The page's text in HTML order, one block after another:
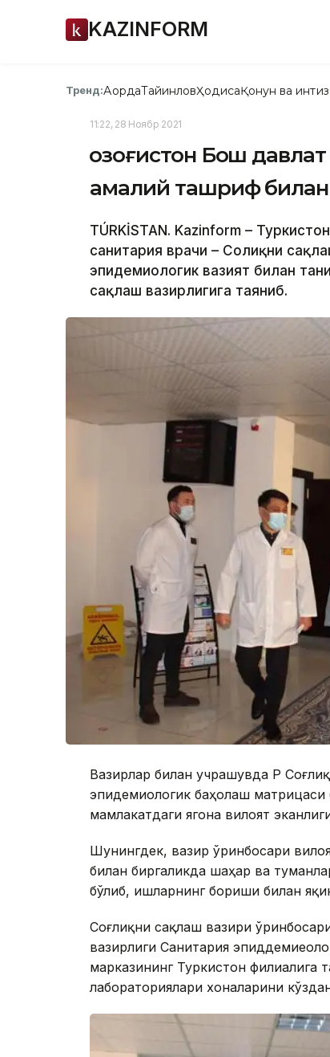
KAZINFORM
Тренд:АқордаТайинловҲодисаҚонун ва
11:22, 28 Ноябр 2021
Қозоғистон Бош
амалий ташриф
TÚRKİSTAN. Kazinform –
санитария врачи – Соғлиқни
эпидемиологик вазият билан
сақлаш вазирлигига таяниб.
Вазирлар билан учрашувда ҚР
эпидемиологик баҳолаш матрицаси
мамлакатдаги ягона вилоят
Шунингдек, вазир ўринбосари
билан биргаликда шаҳар ва
бўлиб, ишларнинг бориши билан
Соғлиқни сақлаш вазири
вазирлиги Санитария
марказининг Туркистон филиалига
лабораториялари хоналарини